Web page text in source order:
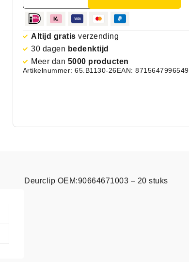
Altijd gratis verzending
30 dagen bedenktijd
Meer dan 5000 producten
Artikelnummer: 65.B1130-26EAN: 8715647996549
Deurclip OEM:90664671003 – 20 stuks